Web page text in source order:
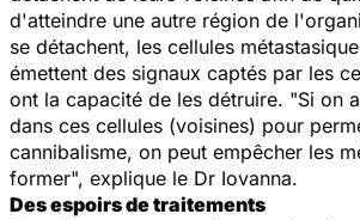
d'atteindre une autre région de
se détachent, les cellules
émettent des signaux captés par les
ont la capacité de les détruire. "Si on
dans ces cellules (voisines) pour
cannibalisme, on peut empêcher les
former", explique le Dr Iovanna.
Des espoirs de traitements